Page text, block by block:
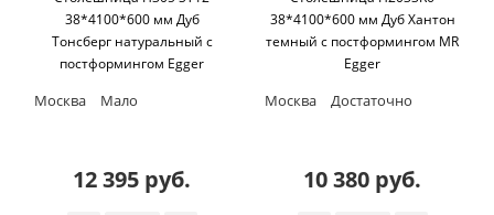
38*4100*600 мм Дуб
Тонсберг натуральный с
постформингом Egger
Москва Мало
12 395 руб.
38*4100*600 мм Дуб Хантон
темный с постформингом MR
Egger
Москва Достаточно
10 380 руб.